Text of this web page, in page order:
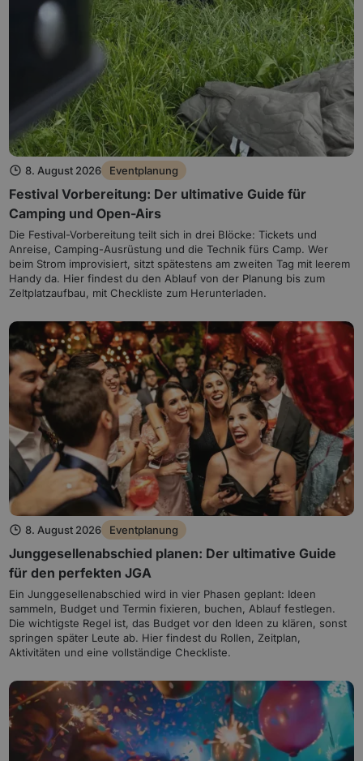
8. August 2026 Eventplanung
Festival Vorbereitung: Der ultimative Guide für
Camping und Open-Airs
Die Festival-Vorbereitung teilt sich in drei Blöcke: Tickets und
Anreise, Camping-Ausrüstung und die Technik fürs Camp. Wer
beim Strom improvisiert, sitzt spätestens am zweiten Tag mit leerem
Handy da. Hier findest du den Ablauf von der Planung bis zum
Zeltplatzaufbau, mit Checkliste zum Herunterladen.
8. August 2026 Eventplanung
Junggesellenabschied planen: Der ultimative Guide
für den perfekten JGA
Ein Junggesellenabschied wird in vier Phasen geplant: Ideen
sammeln, Budget und Termin fixieren, buchen, Ablauf festlegen.
Die wichtigste Regel ist, das Budget vor den Ideen zu klären, sonst
springen später Leute ab. Hier findest du Rollen, Zeitplan,
Aktivitäten und eine vollständige Checkliste.